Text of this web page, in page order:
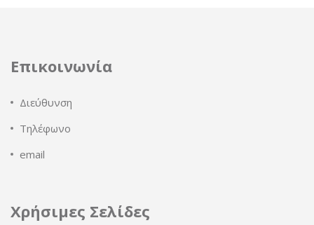
Επικοινωνία
Διεύθυνση
Τηλέφωνο
email
Χρήσιμες Σελίδες